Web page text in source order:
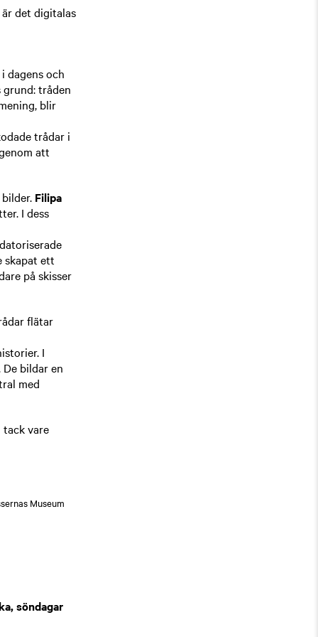
det digitalas
dagens och
tråden
blir
trådar i
att
Filipa
I dess
skapat ett
på skisser
flätar
I
bildar en
med
tack vare
Museum
söndagar